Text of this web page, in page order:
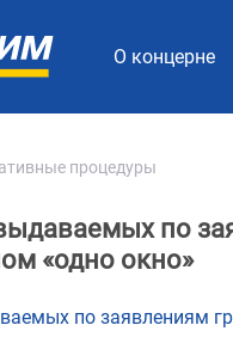
О концерне
процедуры
по
«одно окно»
по заявлениям